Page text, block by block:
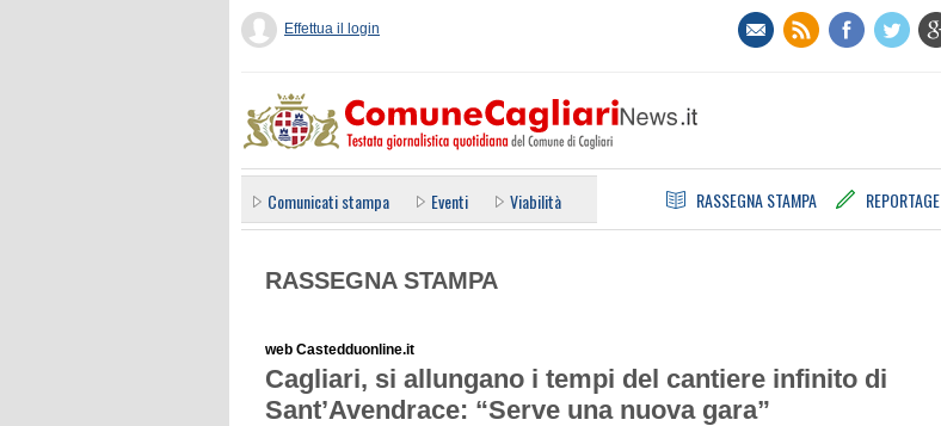
Effettua il login
Comunicati stampa Eventi Viabilità RASSEGNA STAMPA REPORTAGE
RASSEGNA STAMPA
web Castedduonline.it
Cagliari, si allungano i tempi del cantiere infinito di
Sant’Avendrace: “Serve una nuova gara”